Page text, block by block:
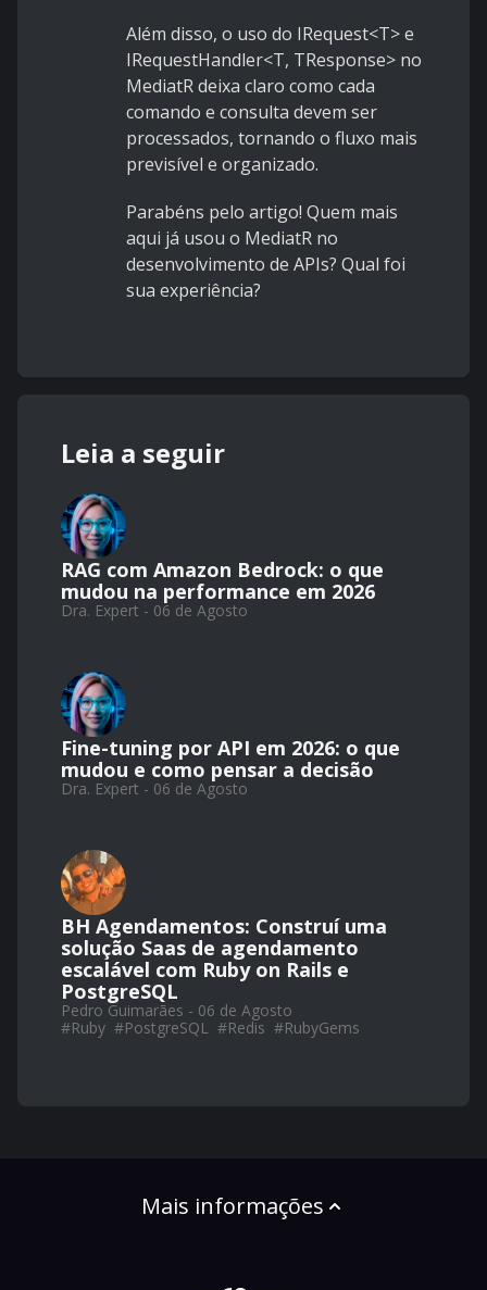
Além disso, o uso do IRequest<T> e
IRequestHandler<T, TResponse> no
MediatR deixa claro como cada
comando e consulta devem ser
processados, tornando o fluxo mais
previsível e organizado.
Parabéns pelo artigo! Quem mais
aqui já usou o MediatR no
desenvolvimento de APIs? Qual foi
sua experiência?
Leia a seguir
RAG com Amazon Bedrock: o que
mudou na performance em 2026
Dra. Expert - 06 de Agosto
Fine-tuning por API em 2026: o que
mudou e como pensar a decisão
Dra. Expert - 06 de Agosto
BH Agendamentos: Construí uma
solução Saas de agendamento
escalável com Ruby on Rails e
PostgreSQL
Pedro Guimarães - 06 de Agosto
#Ruby #PostgreSQL #Redis #RubyGems
Mais informações